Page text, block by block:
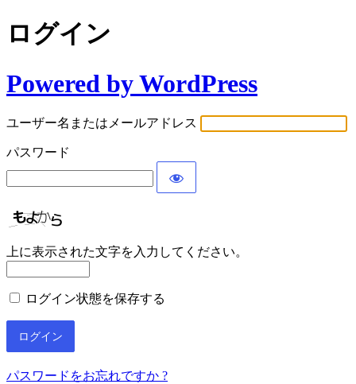
ログイン
Powered by WordPress
ユーザー名またはメールアドレス
パスワード
上に表示された文字を入力してください。
ログイン状態を保存する
パスワードをお忘れですか ?